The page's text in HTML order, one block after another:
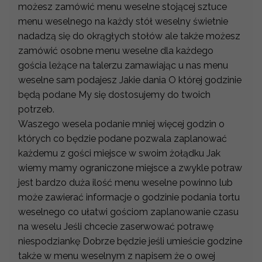
możesz zamówić menu weselne stojącej sztuce
menu weselnego na każdy stół weselny świetnie
nadadzą się do okrągłych stołów ale także możesz
zamówić osobne menu weselne dla każdego
gościa leżące na talerzu zamawiając u nas menu
weselne sam podajesz Jakie dania O której godzinie
będą podane My się dostosujemy do twoich
potrzeb.
Waszego wesela podanie mniej więcej godzin o
których co będzie podane pozwala zaplanować
każdemu z gości miejsce w swoim żołądku Jak
wiemy mamy ograniczone miejsce a zwykle potraw
jest bardzo duża ilość menu weselne powinno lub
może zawierać informacje o godzinie podania tortu
weselnego co ułatwi gościom zaplanowanie czasu
na weselu Jeśli chcecie zaserwować potrawę
niespodziankę Dobrze będzie jeśli umieście godzine
także w menu weselnym z napisem że o owej